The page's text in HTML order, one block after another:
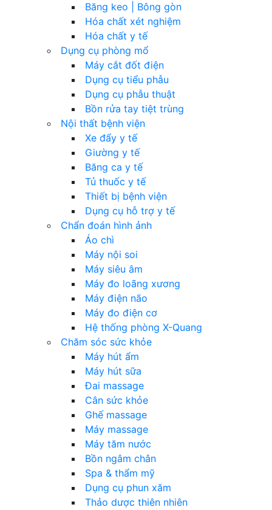
Băng keo | Bông gòn
Hóa chất xét nghiệm
Hóa chất y tế
Dụng cụ phòng mổ
Máy cắt đốt điện
Dụng cụ tiểu phẫu
Dụng cụ phẫu thuật
Bồn rửa tay tiệt trùng
Nội thất bệnh viện
Xe đẩy y tế
Giường y tế
Băng ca y tế
Tủ thuốc y tế
Thiết bị bệnh viện
Dụng cụ hỗ trợ y tế
Chẩn đoán hình ảnh
Áo chì
Máy nội soi
Máy siêu âm
Máy đo loãng xương
Máy điện não
Máy đo điện cơ
Hệ thống phòng X-Quang
Chăm sóc sức khỏe
Máy hút ẩm
Máy hút sữa
Đai massage
Cân sức khỏe
Ghế massage
Máy massage
Máy tăm nước
Bồn ngâm chân
Spa & thẩm mỹ
Dụng cụ phun xăm
Thảo dược thiên nhiên